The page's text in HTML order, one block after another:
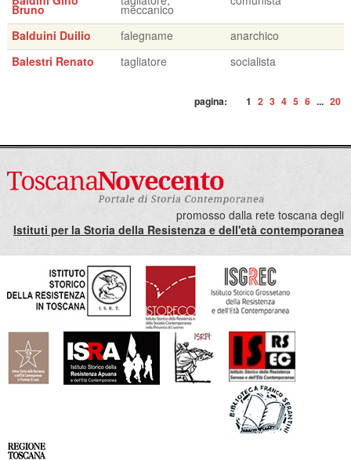
Bruno meccanico
Balduini Duilio falegname
anarchico
Balestri Renato
tagliatore socialista
pagina: 1 2 3 4 5 6 ... 20
promosso dalla rete toscana degli
Istituti per la Storia della Resistenza e dell'età contemporanea